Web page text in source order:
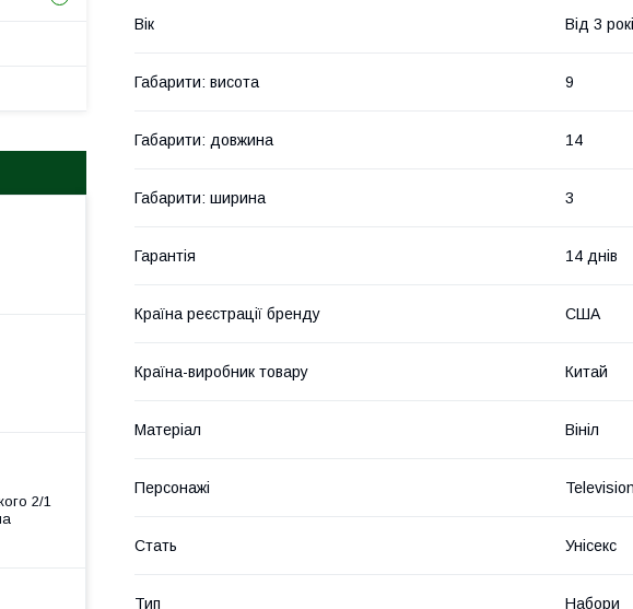
Вік Від 3
Габарити: висота 9
Габарити: довжина 14
Габарити: ширина 3
Гарантія 14 днів
Країна реєстрації бренду США
Країна-виробник товару Китай
Матеріал Вініл
Персонажі
Стать Унісекс
Тип Набори
2/1